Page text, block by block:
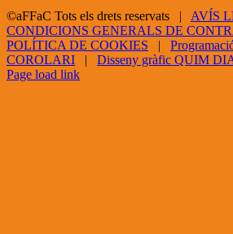
©aFFaC Tots els drets reservats | AVÍS
CONDICIONS GENERALS DE
POLÍTICA DE COOKIES |
COROLARI | Disseny gràfic QUIM
Facebook
X
YouTube
Page load link